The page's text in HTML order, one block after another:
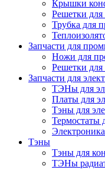
Крышки
Решетки
Трубка для
Запчасти для
Ножи для
Решетки
Запчасти для
ТЭНы для
Платы для
Тэны для
Термостаты
Тэны
Тэны для
ТЭНы